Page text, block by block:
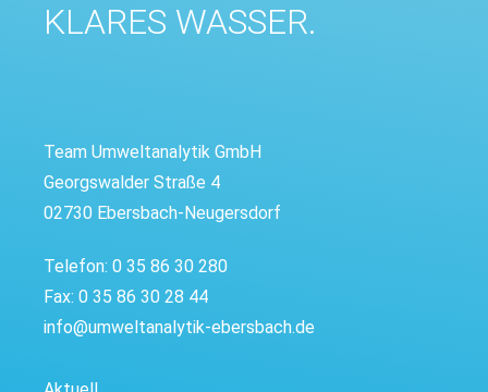
KLARES WASSER.
Team Umweltanalytik GmbH
Georgswalder Straße 4
02730 Ebersbach-Neugersdorf
Telefon: 0 35 86 30 280
Fax: 0 35 86 30 28 44
info@umweltanalytik-ebersbach.de